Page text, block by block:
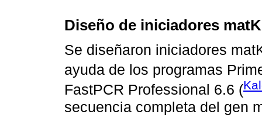
Diseño de iniciadores matK
Se diseñaron iniciadores
ayuda de los programas
FastPCR Professional 6.6 (
secuencia completa del gen